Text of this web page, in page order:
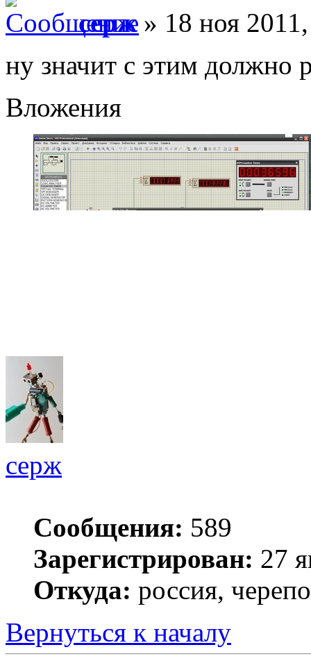
серж» 18 ноя
ну значит с этим должно
Вложения
серж
Сообщения: 589
Зарегистрирован: 27
Откуда: россия,
Вернуться к началу